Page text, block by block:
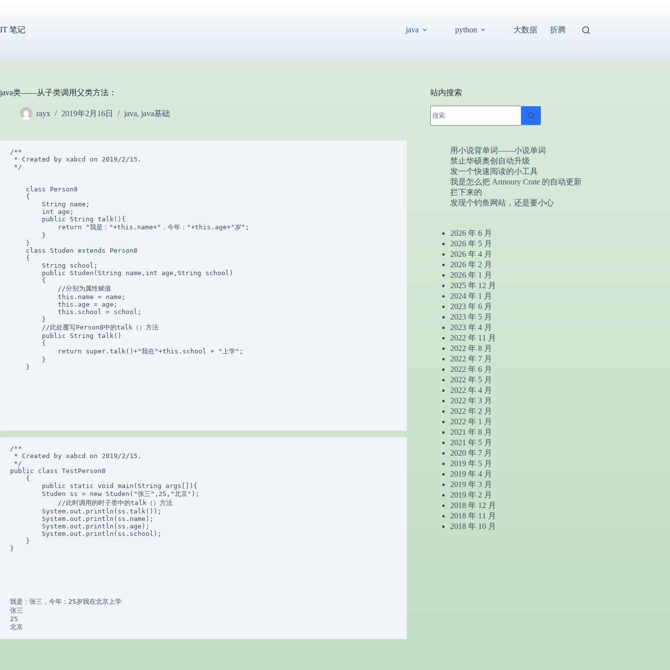
内
IT 笔记 java python 大数据 折腾
java类——从子类调用父类方法：
rayx 2019年2月16日 java, java基础
/**
* Created by xabcd on 2019/2/15.
*/
    class Person8
    {
        String name;
        int age;
        public String talk(){
            return "我是："+this.name+"，今年："+this.age+"岁";
        }
    }
    class Studen extends Person8
    {
        String school;
        public Studen(String name,int age,String school)
        {
            //分别为属性赋值
            this.name = name;
            this.age = age;
            this.school = school;
        }
        //此处覆写Person8中的talk（）方法
        public String talk()
        {
            return super.talk()+"我在"+this.school + "上学";
        }
    }
/**
* Created by xabcd on 2019/2/15.
*/
public class TestPerson8
    {
        public static void main(String args[]){
        Studen ss = new Studen("张三",25,"北京");
            //此时调用的时子类中的talk（）方法
        System.out.println(ss.talk());
        System.out.println(ss.name);
        System.out.println(ss.age);
        System.out.println(ss.school);
    }
}
我是：张三，今年：25岁我在北京上学
张三
25
北京
站内搜索
结
用小说背单词——小说单词
禁止华硕奥创自动升级
发一个快速阅读的小工具
我是怎么把 Armoury Crate 的自动更新
拦下来的
发现个钓鱼网站，还是要小心
2026 年 6 月
2026 年 5 月
2026 年 4 月
2026 年 2 月
2026 年 1 月
2025 年 12 月
2024 年 1 月
2023 年 6 月
2023 年 5 月
2023 年 4 月
2022 年 11 月
2022 年 8 月
2022 年 7 月
2022 年 6 月
2022 年 5 月
2022 年 4 月
2022 年 3 月
2022 年 2 月
2022 年 1 月
2021 年 8 月
2021 年 5 月
2020 年 7 月
2019 年 5 月
2019 年 4 月
2019 年 3 月
2019 年 2 月
2018 年 12 月
2018 年 11 月
2018 年 10 月